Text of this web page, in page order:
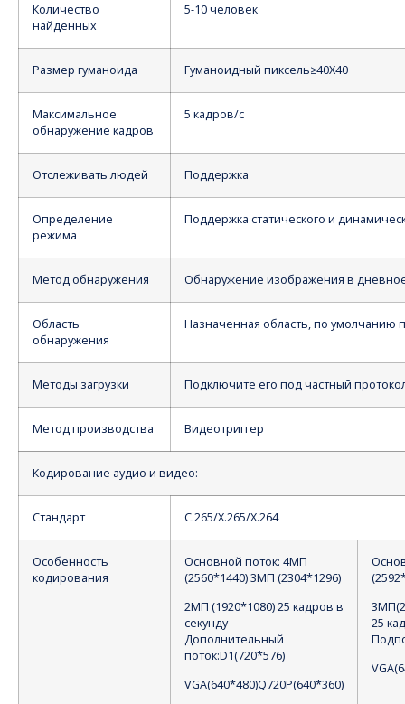
Количество
найденных
5-10 человек
Размер гуманоида Гуманоидный пиксель≥40X40
Максимальное
обнаружение кадров
5 кадров/с
Отслеживать людей Поддержка
Определение
режима
Поддержка статического и
Метод обнаружения Обнаружение изображения в
Область
обнаружения
Назначенная область, по умолчанию
Методы загрузки Подключите его под частный
Метод производства Видеотриггер
Кодирование аудио и видео:
Стандарт С.265/Х.265/Х.264
Особенность
кодирования
Основной поток: 4МП
(2560*1440) 3МП (2304*1296)
2МП (1920*1080) 25 кадров в
секунду
Дополнительный
поток:D1(720*576)
VGA(640*480)Q720P(640*360)
25